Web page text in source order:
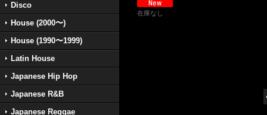
Disco
House (2000〜)
House (1990〜1999)
Latin House
Japanese Hip Hop
Japanese R&B
Japanese Reggae
在庫なし